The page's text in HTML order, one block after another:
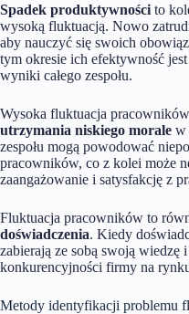
Spadek produktywności to
wysoką fluktuacją. Nowo
aby nauczyć się swoich
tym okresie ich efektywność
wyniki całego zespołu.
Wysoka fluktuacja
utrzymania niskiego morale w
zespołu mogą powodować
pracowników, co z kolei może
zaangażowanie i satysfakcję z
Fluktuacja pracowników to
doświadczenia. Kiedy
zabierają ze sobą swoją wiedzę
konkurencyjności firmy na
Metody identyfikacji problemu